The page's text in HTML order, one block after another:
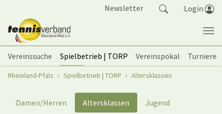
Newsletter Login
Vereinssuche Spielbetrieb | TORP Vereinspokal
Turniere
Sie sind hier:
Rheinland-Pfalz Spielbetrieb | TORP Altersklassen
Damen/Herren Altersklassen
Jugend